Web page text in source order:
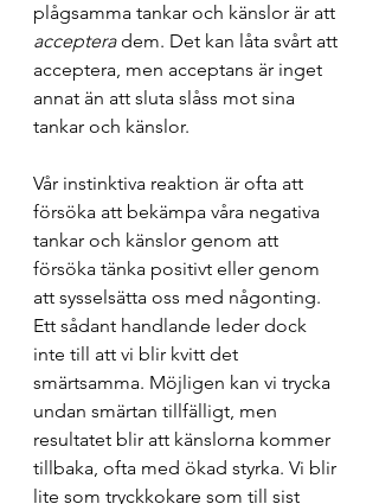
plågsamma tankar och känslor är att
acceptera dem. Det kan låta svårt att
acceptera, men acceptans är inget
annat än att sluta slåss mot sina
tankar och känslor.
Vår instinktiva reaktion är ofta att
försöka att bekämpa våra negativa
tankar och känslor genom att
försöka tänka positivt eller genom
att sysselsätta oss med någonting.
Ett sådant handlande leder dock
inte till att vi blir kvitt det
smärtsamma. Möjligen kan vi trycka
undan smärtan tillfälligt, men
resultatet blir att känslorna kommer
tillbaka, ofta med ökad styrka. Vi blir
lite som tryckkokare som till sist